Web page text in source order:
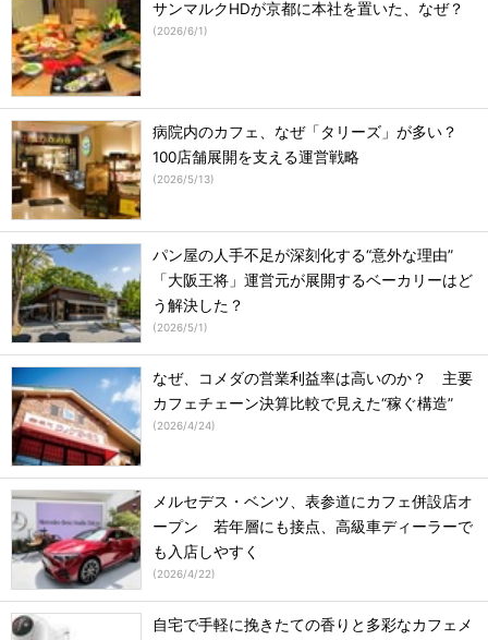
サンマルクHDが京都に本社を置いた、なぜ？
(2026/6/1)
病院内のカフェ、なぜ「タリーズ」が多い？
100店舗展開を支える運営戦略
(2026/5/13)
パン屋の人手不足が深刻化する“意外な理由”
「大阪王将」運営元が展開するベーカリーはど
う解決した？
(2026/5/1)
なぜ、コメダの営業利益率は高いのか？ 主要
カフェチェーン決算比較で見えた“稼ぐ構造”
(2026/4/24)
メルセデス・ベンツ、表参道にカフェ併設店オ
ープン 若年層にも接点、高級車ディーラーで
も入店しやすく
(2026/4/22)
自宅で手軽に挽きたての香りと多彩なカフェメ